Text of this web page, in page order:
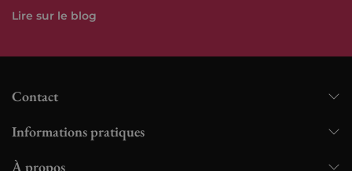
Lire sur le blog
Contact
Informations pratiques
À propos